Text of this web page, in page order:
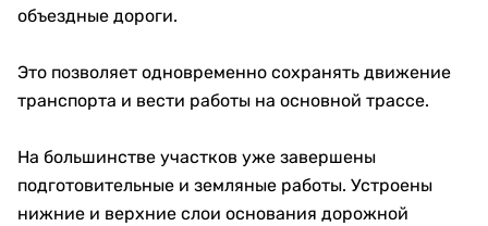
объездные дороги.
Это позволяет одновременно сохранять движение
транспорта и вести работы на основной трассе.
На большинстве участков уже завершены
подготовительные и земляные работы. Устроены
нижние и верхние слои основания дорожной